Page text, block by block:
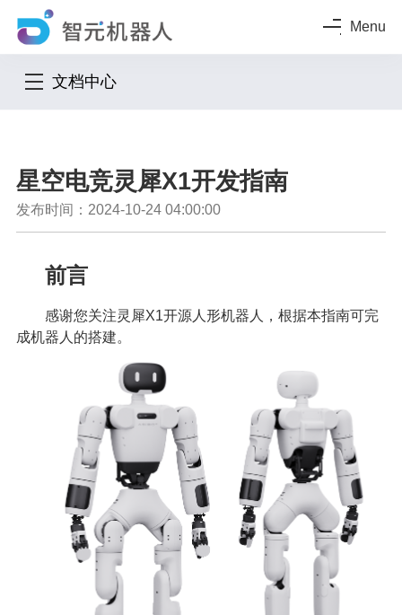
Menu
文档中心
星空电竞灵犀X1开发指南
发布时间：2024-10-24 04:00:00
前言
感谢您关注灵犀X1开源人形机器人，根据本指南可完
成机器人的搭建。